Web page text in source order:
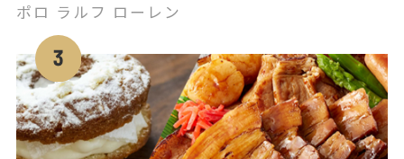
ポロ ラルフ ローレン